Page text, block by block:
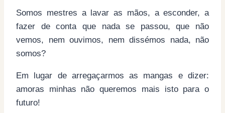
Somos mestres a lavar as mãos, a esconder, a
fazer de conta que nada se passou, que não
vemos, nem ouvimos, nem dissémos nada, não
somos?
Em lugar de arregaçarmos as mangas e dizer:
amoras minhas não queremos mais isto para o
futuro!